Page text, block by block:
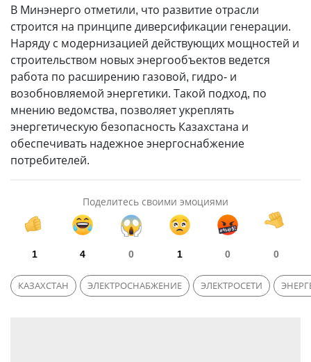
В Минэнерго отметили, что развитие отрасли
строится на принципе диверсификации генерации.
Наряду с модернизацией действующих мощностей и
строительством новых энергообъектов ведется
работа по расширению газовой, гидро- и
возобновляемой энергетики. Такой подход, по
мнению ведомства, позволяет укреплять
энергетическую безопасность Казахстана и
обеспечивать надежное энергоснабжение
потребителей.
Поделитесь своими эмоциями
1 4 0 1 0 0
КАЗАХСТАН ЭЛЕКТРОСНАБЖЕНИЕ ЭЛЕКТРОСЕТИ